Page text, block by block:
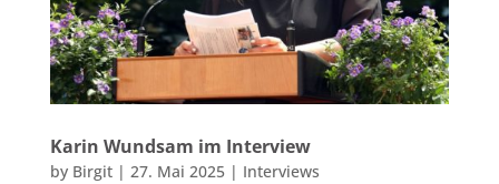
Karin Wundsam im Interview
by Birgit| 27. Mai 2025| Interviews